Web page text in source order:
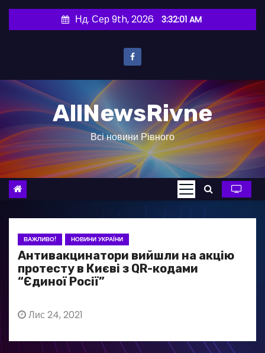
и
о
в
Нд. Сер 9th, 2026 3:32:02 AM
AllNewsRivne
Всі новини Рівного
ВАЖЛИВО! НОВИНИ УКРАЇНИ
Антивакцинатори вийшли на акцію
протесту в Києві з QR-кодами
“Єдиної Росії”
Лис 24, 2021